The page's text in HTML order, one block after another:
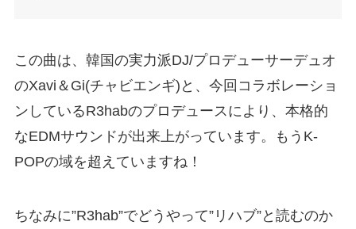
この曲は、韓国の実力派DJ/プロデューサーデュオ
のXavi＆Gi(チャビエンギ)と、今回コラボレーショ
ンしているR3habのプロデュースにより、本格的
なEDMサウンドが出来上がっています。もうK-
POPの域を超えていますね！
ちなみに”R3hab”でどうやって”リハブ”と読むのか